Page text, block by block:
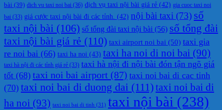
bài (39) dich vu taxi noi bai (36) dịch vụ taxi nội bài giá rẻ (42) gia cuoc taxi noi
bai (33) giá cước taxi nội bài đi các tỉnh. (42) nội bài taxi (73) số
taxi nội bài (106) số tổng đài taxi nội bài (56) số tổng đài
taxi nội bài giá rẻ (110) taxi airport noi bai (50) taxi gia
re noi bai (66) taxi ha noi (43) taxi ha noi di noi bai (90)
taxi hà nội đi các tỉnh giá rẻ (33) taxi hà nội đi nội bài đón tận ngõ giá
tốt (68) taxi noi bai airport (87) taxi noi bai di cac tinh
(70) taxi noi bai di duong dai (111)taxi noi bai di
ha noi (93) taxi noi bai di tinh (31) taxi nội bài (238)